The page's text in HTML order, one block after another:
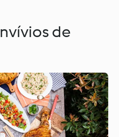
Bimby® Dicas e
Truques
dias
Ocasiões especiais e
estações
de